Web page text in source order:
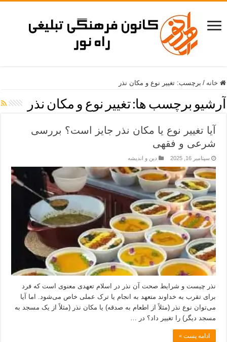
خانه / برچسب:تغییر نوع و مکان نذر
آرشیو برچسب ها:تغییر نوع و مکان نذر
آیا تغییر نوع یا مکان نذر جایز است؟ بررسی
شرعی و فقهی
سپتامبر 16, 2025 دین و اندیشه
نذر چیست و شرایط صحت آن نذر در اسلام تعهدی معنوی است که فرد
برای تقرب به خداوند متعهد به انجام یا ترک عملی خاص می‌شود. اما آیا
می‌توان نوع نذر (مثلاً از اطعام به صدقه) یا مکان نذر (مثلاً از یک مسجد به
مسجد دیگر) را تغییر داد؟ در …
ادامه پست »